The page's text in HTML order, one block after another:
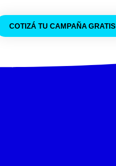
COTIZÁ TU CAMPAÑA GRATIS